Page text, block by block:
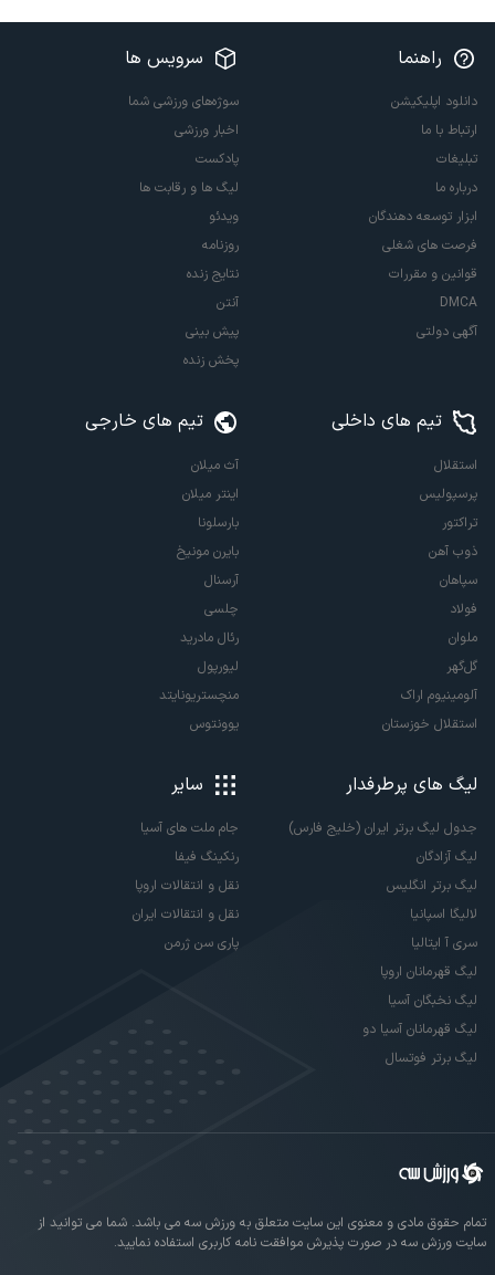
راهنما
دانلود اپلیکیشن
ارتباط با ما
تبلیغات
درباره ما
ابزار توسعه دهندگان
فرصت های شغلی
قوانین و مقررات
DMCA
آگهی دولتی
سرویس ها
سوژه‌های ورزشی شما
اخبار ورزشی
پادکست
لیگ ها و رقابت ها
ویدئو
روزنامه
نتایج زنده
آنتن
پیش بینی
پخش زنده
تیم های داخلی
استقلال
پرسپولیس
تراکتور
ذوب آهن
سپاهان
فولاد
ملوان
گل‌گهر
آلومینیوم اراک
استقلال خوزستان
تیم های خارجی
آث میلان
اینتر میلان
بارسلونا
بایرن مونیخ
آرسنال
چلسی
رئال مادرید
لیورپول
منچستریونایتد
یوونتوس
لیگ های پرطرفدار
جدول لیگ برتر ایران (خلیج فارس)
لیگ آزادگان
لیگ برتر انگلیس
لالیگا اسپانیا
سری آ ایتالیا
لیگ قهرمانان اروپا
لیگ نخبگان آسیا
لیگ قهرمانان آسیا دو
لیگ برتر فوتسال
سایر
جام ملت های آسیا
رنکینگ فیفا
نقل و انتقالات اروپا
نقل و انتقالات ایران
پاری سن ژرمن
تمام حقوق مادی و معنوی این سایت متعلق به ورزش سه می باشد. شما می توانید از
سایت ورزش سه در صورت پذیرش موافقت نامه کاربری استفاده نمایید.